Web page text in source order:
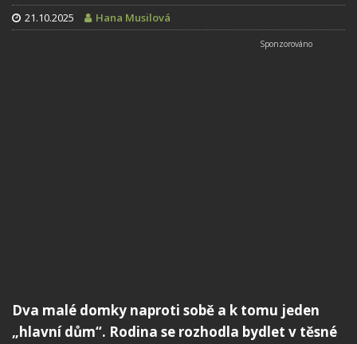
21.10.2025 Hana Musilová
Dva malé domky naproti sobě a k tomu jeden
„hlavní dům“. Rodina se rozhodla bydlet v těsné